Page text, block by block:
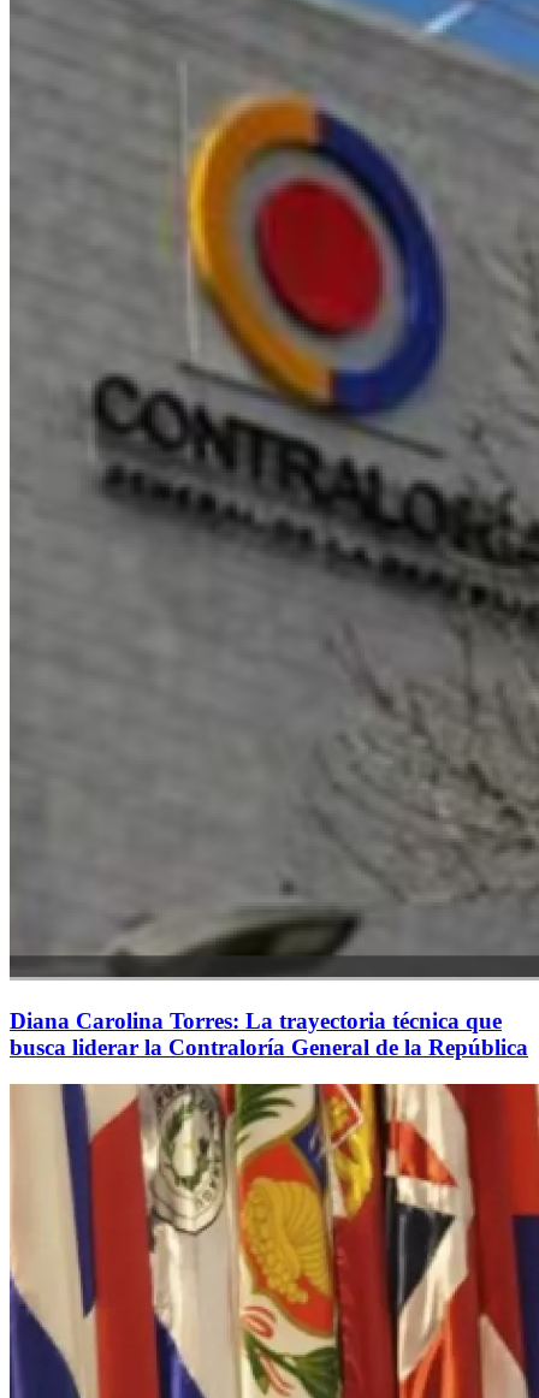
Diana Carolina Torres: La trayectoria técnica que
busca liderar la Contraloría General de la República